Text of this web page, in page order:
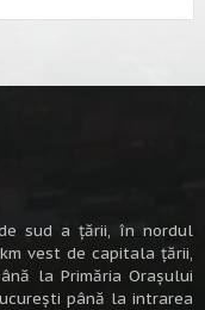
sud a ţării, în nordul
vest de capitala țării,
la Primăria Orașului
până la intrarea